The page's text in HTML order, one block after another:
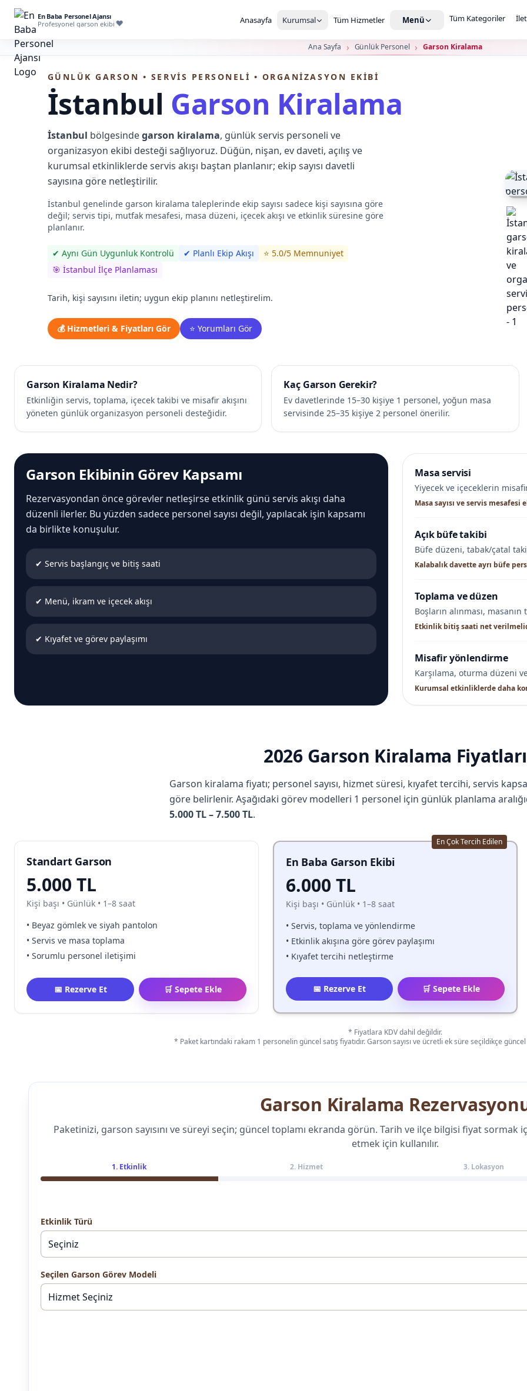
En Baba Personel Ajansı
Profesyonel garson ekibi
Anasayfa Kurumsal Tüm Hizmetler Menü Tüm Kategoriler
Ana Sayfa Günlük Personel Garson Kiralama
GÜNLÜK GARSON • SERVIS PERSONELI • ORGANIZASYON EKIBI
İstanbul Garson Kiralama
İstanbul bölgesindegarson kiralama, günlük servis personeli ve
organizasyon ekibi desteği sağlıyoruz. Düğün, nişan, ev daveti, açılış ve
kurumsal etkinliklerde servis akışı baştan planlanır; ekip sayısı davetli
sayısına göre netleştirilir.
İstanbul genelinde garson kiralama taleplerinde ekip sayısı sadece kişi sayısına göre
değil; servis tipi, mutfak mesafesi, masa düzeni, içecek akışı ve etkinlik süresine göre
planlanır.
✔ Aynı Gün Uygunluk Kontrolü ✔ Planlı Ekip Akışı
⭐ 5.0/5 Memnuniyet
🎯 İstanbul İlçe Planlaması
Tarih, kişi sayısını iletin; uygun ekip planını netleştirelim.
💰 Hizmetleri & Fiyatları Gör ⭐ Yorumları Gör
Garson Kiralama Nedir?
Etkinliğin servis, toplama, içecek takibi ve misafir akışını
yöneten günlük organizasyon personeli desteğidir.
Kaç Garson Gerekir?
Ev davetlerinde 15–30 kişiye 1 personel, yoğun masa
servisinde 25–35 kişiye 2 personel önerilir.
Garson Ekibinin Görev Kapsamı
Rezervasyondan önce görevler netleşirse etkinlik günü servis akışı daha
düzenli ilerler. Bu yüzden sadece personel sayısı değil, yapılacak işin kapsamı
da birlikte konuşulur.
✔ Servis başlangıç ve bitiş saati
✔ Menü, ikram ve içecek akışı
✔ Kıyafet ve görev paylaşımı
Masa servisi
Yiyecek ve içeceklerin
Masa sayısı ve servis mesafesi
Açık büfe takibi
Büfe düzeni, tabak/çatal
Kalabalık davette ayrı büfe
Toplama ve düzen
Boşların alınması,
Etkinlik bitiş saati net
Misafir yönlendirme
Karşılama, oturma düzeni
Kurumsal etkinliklerde daha
2026 Garson Kiralama Fiyatları
Garson kiralama fiyatı; personel sayısı, hizmet süresi, kıyafet tercihi, servis
göre belirlenir. Aşağıdaki görev modelleri 1 personel için günlük planlama
5.000 TL – 7.500 TL.
Standart Garson
5.000 TL
Kişi başı • Günlük • 1–8 saat
• Beyaz gömlek ve siyah pantolon
• Servis ve masa toplama
• Sorumlu personel iletişimi
📅 Rezerve Et 🛒 Sepete Ekle
En Çok Tercih Edilen
En Baba Garson Ekibi
6.000 TL
Kişi başı • Günlük • 1–8 saat
• Servis, toplama ve yönlendirme
• Etkinlik akışına göre görev paylaşımı
• Kıyafet tercihi netleştirme
📅 Rezerve Et 🛒 Sepete Ekle
* Fiyatlara KDV dahil değildir.
* Paket kartındaki rakam 1 personelin güncel satış fiyatıdır. Garson sayısı ve ücretli ek süre seçildikçe
Garson Kiralama
Paketinizi, garson sayısını ve süreyi seçin; güncel toplamı ekranda görün. Tarih ve ilçe bilgisi fiyat
etmek için kullanılır.
1. Etkinlik 2. Hizmet 3. Lokasyon
Etkinlik Türü
Seçilen Garson Görev Modeli